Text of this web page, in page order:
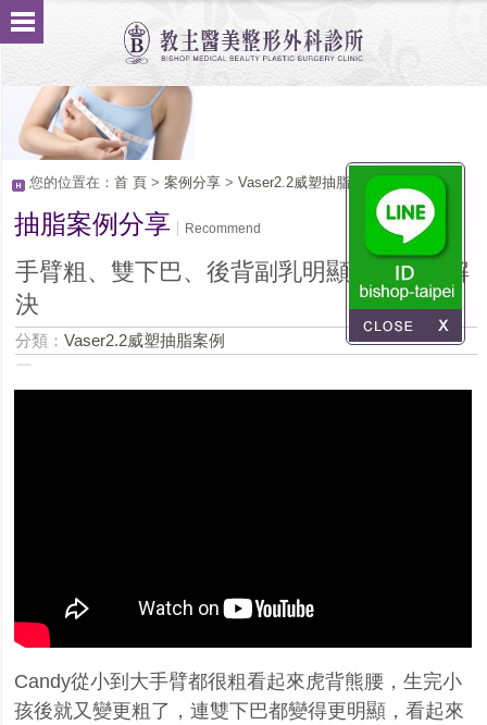
您的位置在： 首 頁> 案例分享> Vaser2.2威塑抽脂案例
抽脂案例分享 Recommend
手臂粗、雙下巴、後背副乳明顯問題徹底解
決
分類： Vaser2.2威塑抽脂案例
Candy從小到大手臂都很粗看起來虎背熊腰，生完小
孩後就又變更粗了，連雙下巴都變得更明顯，看起來